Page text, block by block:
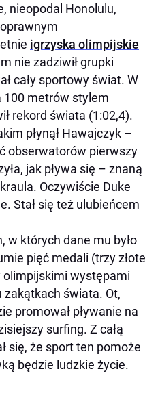
nieopodal Honolulu,
igrzyska olimpijskie
nie zadziwił grupki
cały sportowy świat. W
100 metrów stylem
rekord świata (1:02,4).
płynął Hawajczyk –
obserwatorów pierwszy
jak pływa się – znaną
Oczywiście Duke
Stał się też ulubieńcem
w których dane mu było
pięć medali (trzy złote
olimpijskimi występami
zakątkach świata. Ot,
promował pływanie na
surfing. Z całą
się, że sport ten pomoże
będzie ludzkie życie.